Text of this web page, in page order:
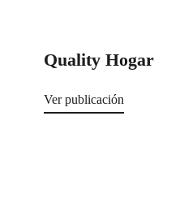
Quality Hogar
Ver publicación